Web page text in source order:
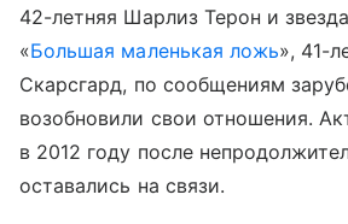
42-летняя Шарлиз Терон и
«Большая маленькая ложь», 41-
Скарсгард, по сообщениям
возобновили свои отношения.
в 2012 году после
оставались на связи.